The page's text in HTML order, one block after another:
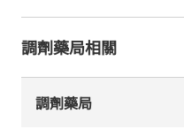
調劑藥局相關
調劑藥局